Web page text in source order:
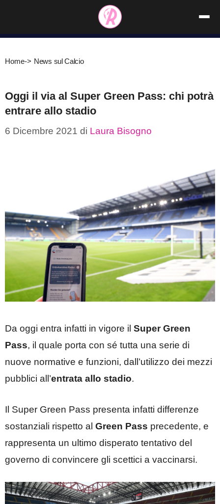
contenuto
Home-> News sul Calcio
Oggi il via al Super Green Pass: chi potrà
entrare allo stadio
6 Dicembre 2021 di Laura Bisogno
Da oggi entra infatti in vigore il Super Green
Pass, il quale porta con sé tutta una serie di
nuove normative e funzioni, dall’utilizzo dei mezzi
pubblici all’entrata allo stadio.
Il Super Green Pass presenta infatti differenze
sostanziali rispetto al Green Pass precedente, e
rappresenta un ultimo disperato tentativo del
governo di convincere gli scettici a vaccinarsi.